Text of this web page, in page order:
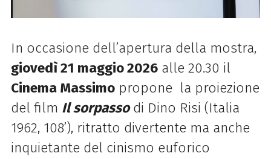
In occasione dell’apertura della mostra,
giovedì 21 maggio 2026alle 20.30 il
Cinema Massimopropone la proiezione
del film Il sorpassodi Dino Risi (Italia
1962, 108’), ritratto divertente ma anche
inquietante del cinismo euforico